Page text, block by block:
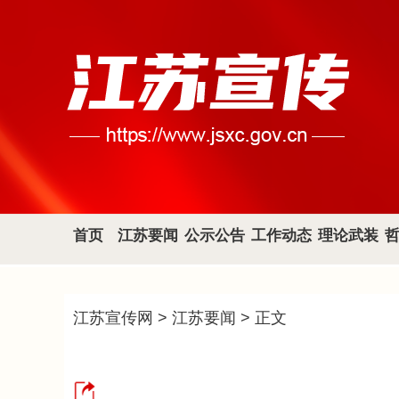
首页 江苏要闻 公示公告 工作动态 理论武装
江苏宣传网 > 江苏要闻 > 正文